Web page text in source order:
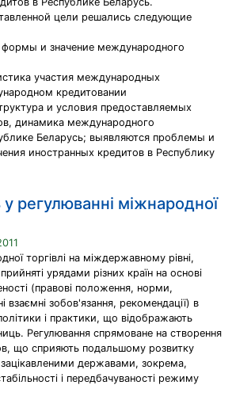
цели решались следующие
формы и значение международного
участия международных
кредитовании
и условия предоставляемых
динамика международного
Беларусь; выявляются проблемы и
иностранных кредитов в Республику
у регулюванні міжнародної
торгівлі на міждержавному рівні,
урядами різних країн на основі
(правові положення, норми,
взаємні зобов'язання, рекомендації) в
і практики, що відображають
Регулювання спрямоване на створення
що сприяють подальшому розвитку
зацікавленими державами, зокрема,
і передбачуваності режиму